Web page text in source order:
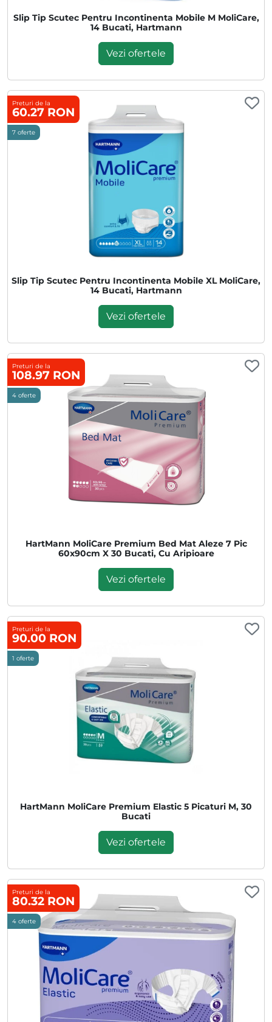
Slip Tip Scutec Pentru Incontinenta Mobile M MoliCare,
14 Bucati, Hartmann
Vezi ofertele
Slip Tip Scutec Pentru Incontinenta Mobile XL MoliCare,
14 Bucati, Hartmann
Preturi de la
60.27 RON
7 oferte
Vezi ofertele
HartMann MoliCare Premium Bed Mat Aleze 7 Pic
60x90cm X 30 Bucati, Cu Aripioare
Preturi de la
108.97 RON
4 oferte
Vezi ofertele
HartMann MoliCare Premium Elastic 5 Picaturi M, 30
Bucati
Preturi de la
90.00 RON
1 oferte
Vezi ofertele
Preturi de la
80.32 RON
4 oferte